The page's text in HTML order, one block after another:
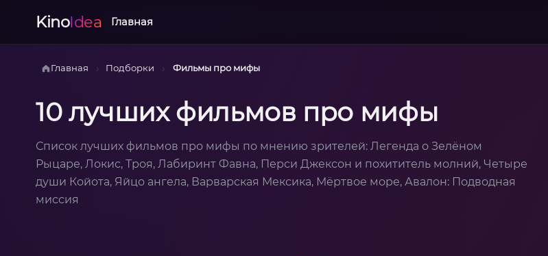
KinoIdea Главная
Главная › Подборки › Фильмы про мифы
10 лучших фильмов про мифы
Список лучших фильмов про мифы по мнению зрителей: Легенда о Зелёном
Рыцаре, Локис, Троя, Лабиринт Фавна, Перси Джексон и похититель молний, Четыре
души Койота, Яйцо ангела, Варварская Мексика, Мёртвое море, Авалон: Подводная
миссия